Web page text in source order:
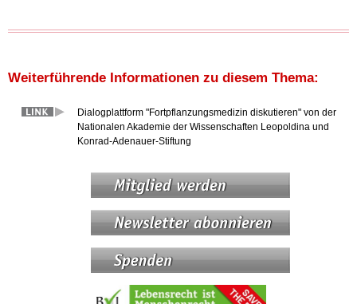
Weiterführende Informationen zu diesem Thema:
Dialogplattform "Fortpflanzungsmedizin diskutieren" von der
Nationalen Akademie der Wissenschaften Leopoldina und
Konrad-Adenauer-Stiftung